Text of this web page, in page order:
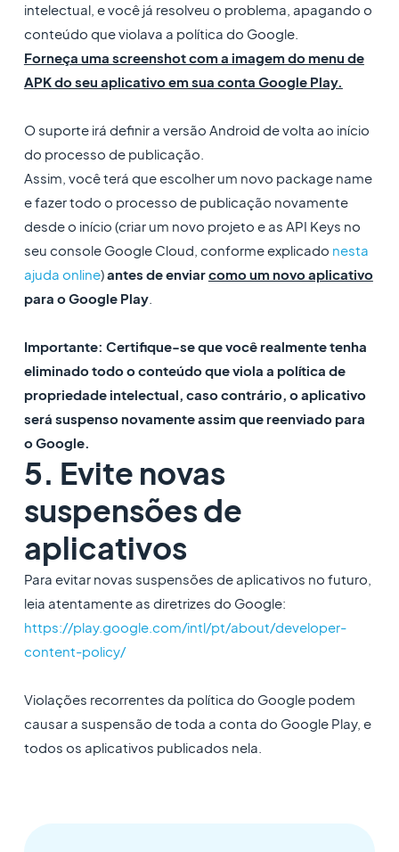
intelectual, e você já resolveu o problema, apagando o
conteúdo que violava a política do Google.
Forneça uma screenshot com a imagem do menu de
APK do seu aplicativo em sua conta Google Play.
O suporte irá definir a versão Android de volta ao início
do processo de publicação.
Assim, você terá que escolher um novo package name
e fazer todo o processo de publicação novamente
desde o início (criar um novo projeto e as API Keys no
seu console Google Cloud, conforme explicado nesta
ajuda online)antes de enviarcomo um novo aplicativo
para o Google Play.
Importante: Certifique-se que você realmente tenha
eliminado todo o conteúdo que viola a política de
propriedade intelectual, caso contrário, o aplicativo
será suspenso novamente assim que reenviado para
o Google.
5. Evite novas
suspensões de
aplicativos
Para evitar novas suspensões de aplicativos no futuro,
leia atentamente as diretrizes do Google:
https://play.google.com/intl/pt/about/developer-
content-policy/
Violações recorrentes da política do Google podem
causar a suspensão de toda a conta do Google Play, e
todos os aplicativos publicados nela.